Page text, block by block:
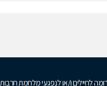
לחיילים ו/או לנפגעי מלחמת